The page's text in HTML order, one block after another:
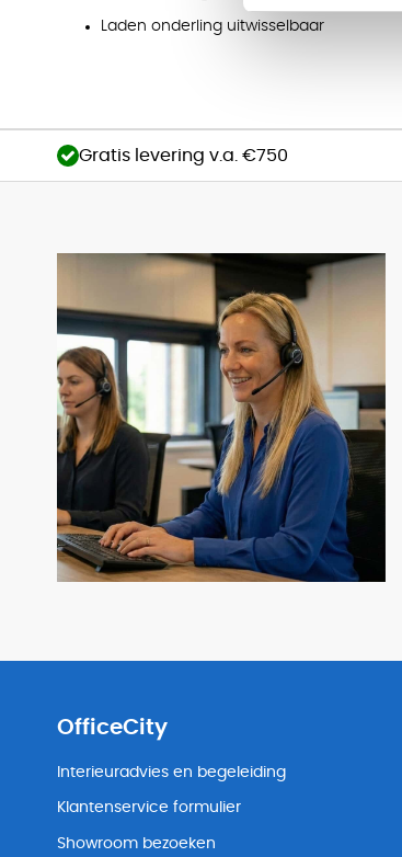
Laden onderling uitwisselbaar
Gratis levering v.a. €750
OfficeCity
Interieuradvies en begeleiding
Klantenservice formulier
Showroom bezoeken